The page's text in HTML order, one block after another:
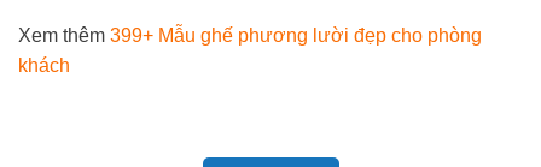
Xem thêm 399+ Mẫu ghế phương lười đẹp cho phòng
khách